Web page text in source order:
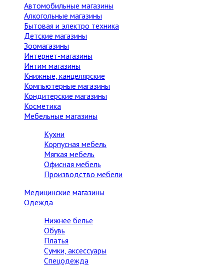
Автомобильные магазины
Алкогольные магазины
Бытовая и электро техника
Детские магазины
Зоомагазины
Интернет-магазины
Интим магазины
Книжные, канцелярские
Компьютерные магазины
Кондитерские магазины
Косметика
Мебельные магазины
Кухни
Корпусная мебель
Мягкая мебель
Офисная мебель
Производство мебели
Медицинские магазины
Одежда
Нижнее белье
Обувь
Платья
Сумки, аксессуары
Спецодежда